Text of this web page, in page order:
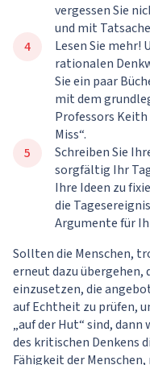
vergessen Sie
und mit
Lesen Sie mehr!
rationalen
Sie ein paar
mit dem
Professors
Miss“.
Schreiben Sie
sorgfältig Ihr
Ihre Ideen zu
die
Argumente für
Sollten die Menschen,
erneut dazu übergehen,
einzusetzen, die
auf Echtheit zu prüfen,
„auf der Hut“ sind,
des kritischen Denkens
Fähigkeit der